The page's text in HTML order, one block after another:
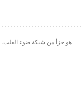
هو جزأ من شبكة ضوء القلب.